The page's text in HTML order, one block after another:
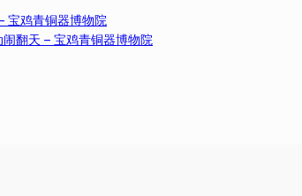
宝鸡青铜器博物院
翻天 – 宝鸡青铜器博物院